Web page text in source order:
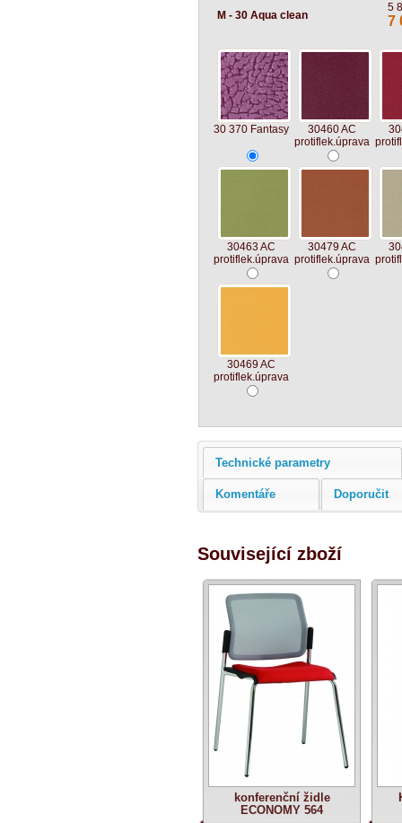
M - 30 Aqua clean
5
7
30 370 Fantasy
30460 AC
protiflek.úprava
30463 AC
protiflek.úprava
30479 AC
protiflek.úprava
30469 AC
protiflek.úprava
Technické parametry
Komentáře Doporučit
Související zboží
konferenční židle
ECONOMY 564